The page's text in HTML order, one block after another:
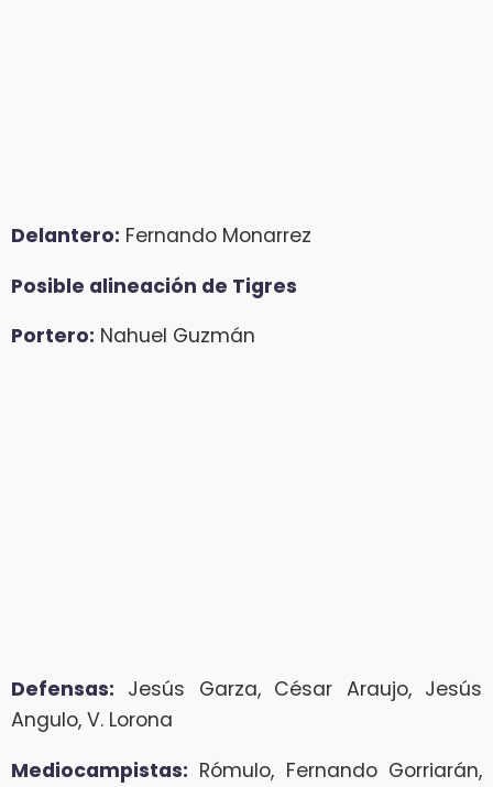
Delantero: Fernando Monarrez
Posible alineación de Tigres
Portero: Nahuel Guzmán
Defensas: Jesús Garza, César Araujo, Jesús
Angulo, V. Lorona
Mediocampistas: Rómulo, Fernando Gorriarán,